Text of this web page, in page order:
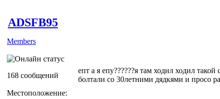
ADSFB95
Members
168 сообщений
Местоположение:
епт а я епу??????я там ходил ходил
болтали со 30летними дядкями и просо